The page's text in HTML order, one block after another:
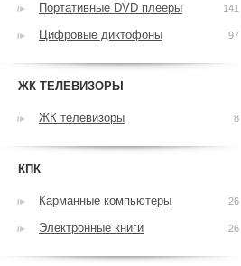
Портативные DVD плееры 141
Цифровые диктофоны 97
ЖК ТЕЛЕВИЗОРЫ
ЖК телевизоры 8
КПК
Карманные компьютеры 26
Электронные книги 26